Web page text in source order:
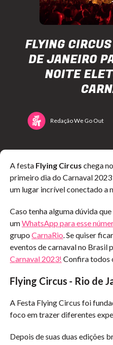
FLYING
DE JANEIRO
NOITE
Redação We Go Out
A festa Flying Circus chega no
primeiro dia do Carnaval
um lugar incrível conectado a
Caso tenha alguma dúvida
umWhatsApp para esse
grupo CarnaRio. Se quiser
eventos de carnaval no Brasil
Carnaval 2023! Confira todos
Flying Circus - Rio de
A Festa Flying Circus foi
foco em trazer diferentes
Depois de suas duas edições